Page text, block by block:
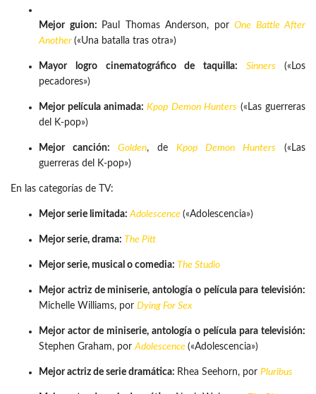
Mejor guion: Paul Thomas Anderson, por One Battle After
Another («Una batalla tras otra»)
Mayor logro cinematográfico de taquilla:Sinners(«Los
pecadores»)
Mejor película animada:Kpop Demon Hunters («Las guerreras
del K-pop»)
Mejor canción: Golden, de Kpop Demon Hunters («Las
guerreras del K-pop»)
En las categorías de TV:
Mejor serie limitada: Adolescence («Adolescencia»)
Mejor serie, drama: The Pitt
Mejor serie, musical o comedia: The Studio
Mejor actriz de miniserie, antología o película para televisión:
Michelle Williams, por Dying For Sex
Mejor actor de miniserie, antología o película para televisión:
Stephen Graham, por Adolescence («Adolescencia»)
Mejor actriz de serie dramática: Rhea Seehorn, por Pluribus